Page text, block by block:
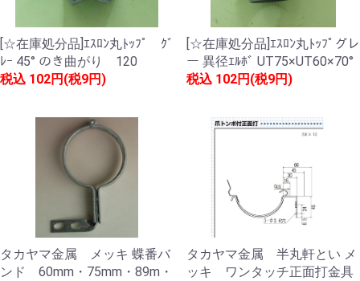
[☆在庫処分品]ｴｽﾛﾝ丸ﾄｯﾌﾟ ｸﾞ
ﾚｰ 45° のき曲がり 120
税込 102円(税9円)
[☆在庫処分品]ｴｽﾛﾝ丸ﾄｯﾌﾟグレ
ー 異径ｴﾙﾎﾞ UT75×UT60×70°
税込 102円(税9円)
タカヤマ金属 メッキ 蝶番バ
ンド 60mm・75mm・89m・
タカヤマ金属 半丸軒とい メ
ッキ ワンタッチ正面打金具